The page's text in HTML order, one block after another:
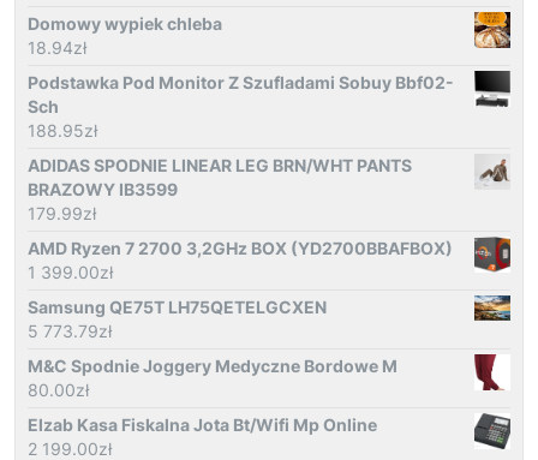
Domowy wypiek chleba
18.94zł
Podstawka Pod Monitor Z Szufladami Sobuy Bbf02-
Sch
188.95zł
ADIDAS SPODNIE LINEAR LEG BRN/WHT PANTS
BRAZOWY IB3599
179.99zł
AMD Ryzen 7 2700 3,2GHz BOX (YD2700BBAFBOX)
1 399.00zł
Samsung QE75T LH75QETELGCXEN
5 773.79zł
M&C Spodnie Joggery Medyczne Bordowe M
80.00zł
Elzab Kasa Fiskalna Jota Bt/Wifi Mp Online
2 199.00zł